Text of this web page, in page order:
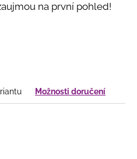
na první pohled!
Možnosti doručení